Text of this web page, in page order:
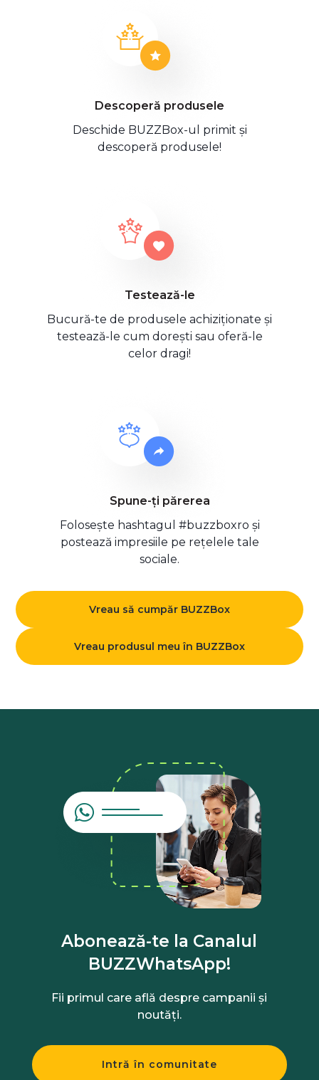
Descoperă produsele
Deschide BUZZBox-ul primit și
descoperă produsele!
Testează-le
Bucură-te de produsele achiziționate și
testează-le cum dorești sau oferă-le
celor dragi!
Spune-ți părerea
Folosește hashtagul #buzzboxro și
postează impresiile pe rețelele tale
sociale.
Vreau să cumpăr BUZZBox
Vreau produsul meu în BUZZBox
Abonează-te la Canalul
BUZZWhatsApp!
Fii primul care află despre campanii și
noutăți.
Intră în comunitate